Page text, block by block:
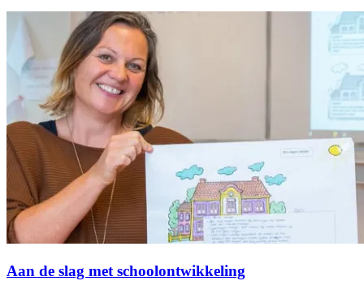
Aan de slag met schoolontwikkeling